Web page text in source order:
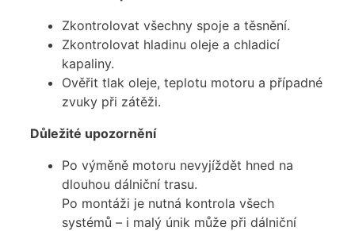
Zkontrolovat všechny spoje a těsnění.
Zkontrolovat hladinu oleje a chladicí
kapaliny.
Ověřit tlak oleje, teplotu motoru a případné
zvuky při zátěži.
Důležité upozornění
Po výměně motoru nevyjíždět hned na
dlouhou dálniční trasu.
Po montáži je nutná kontrola všech
systémů – i malý únik může při dálniční